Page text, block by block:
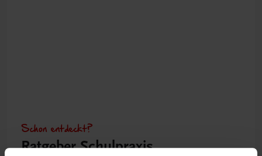
Schon entdeckt?
Ratgeber Schulpraxis